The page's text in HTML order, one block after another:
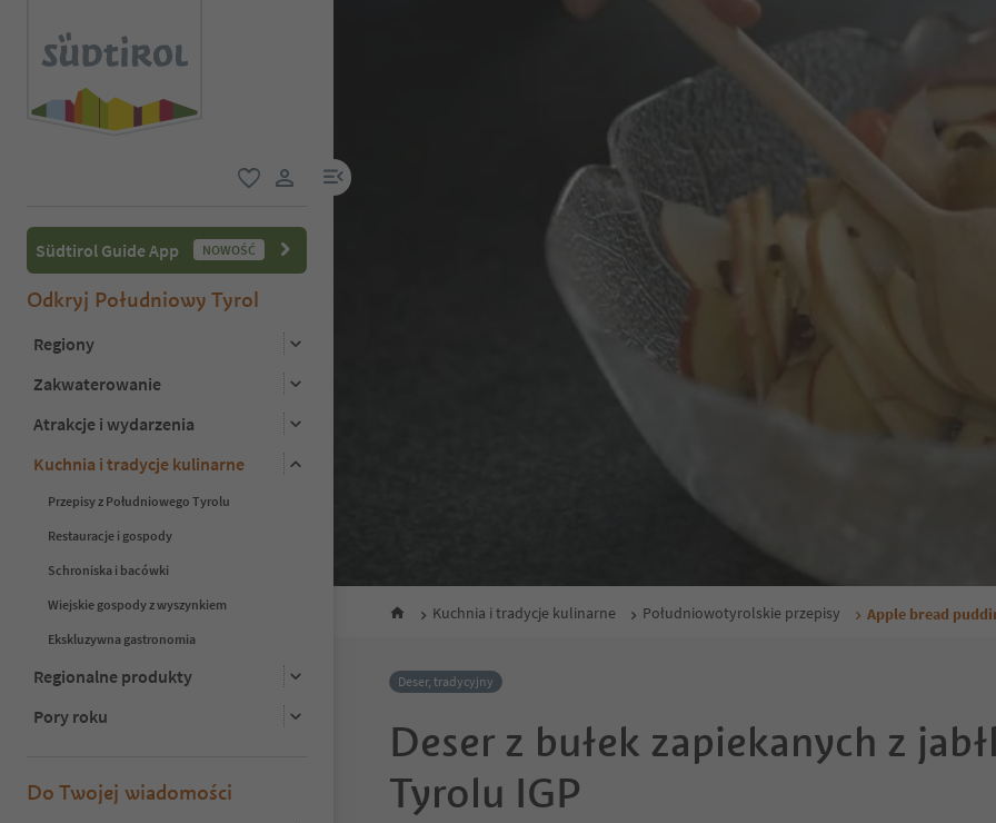
link użytkownika
link menu
Südtirol Guide App NOWOŚĆ
Odkryj Południowy Tyrol
Regiony
Zakwaterowanie
Atrakcje i wydarzenia
Kuchnia i tradycje kulinarne
Przepisy z Południowego Tyrolu
Restauracje i gospody
Schroniska i bacówki
Wiejskie gospody z wyszynkiem
Ekskluzywna gastronomia
Regionalne produkty
Pory roku
Do Twojej wiadomości
Kuchnia i tradycje kulinarne Południowotyrolskie przepisy Apple bread
Deser, tradycyjny
Deser z bułek zapiekanych z
Tyrolu IGP